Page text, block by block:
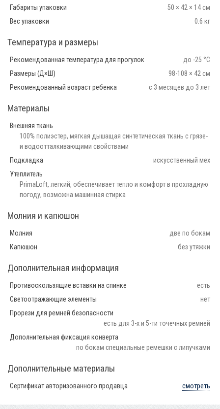
Габариты упаковки
50 × 42 × 14 см
Вес упаковки
0.6 кг
Температура и размеры
Рекомендованная температура для прогулок
до -25 °С
Размеры (Д×Ш)
98-108 × 42 см
Рекомендованный возраст ребенка
с 3 месяцев до 3 лет
Материалы
Внешняя ткань
100% полиэстер, мягкая дышащая синтетическая ткань с грязе-
и водоотталкивающими свойствами
Подкладка
искусственный мех
Утеплитель
PrimaLoft, легкий, обеспечивает тепло и комфорт в прохладную
погоду, возможна машинная стирка
Молния и капюшон
Молния
две по бокам
Капюшон
без утяжки
Дополнительная информация
Противоскользящие вставки на спинке
есть
Светоотражающие элементы
нет
Прорези для ремней безопасности
есть для 3-х и 5-ти точечных ремней
Дополнительная фиксация конверта
по бокам специальные ремешки с липучками
Дополнительные материалы
Сертификат авторизованного продавца смотреть